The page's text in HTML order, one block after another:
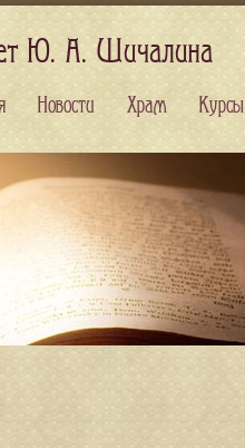
Ю. А. Шичалина
Новости Храм Курсы